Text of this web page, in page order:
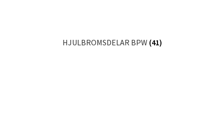
HJULBROMSDELAR BPW (41)